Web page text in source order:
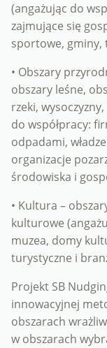
(angażując do
zajmujące się
sportowe, gminy,
• Obszary
obszary leśne,
rzeki,
do współpracy:
odpadami,
organizacje
środowiska i
• Kultura –
kulturowe
muzea, domy
turystyczne i
Projekt SB
innowacyjnej
obszarach
w obszarach